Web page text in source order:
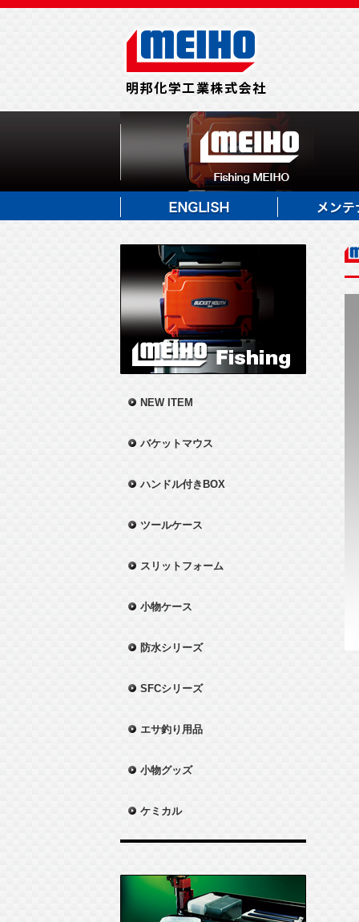
NEW ITEM
バケットマウス
ハンドル付きBOX
ツールケース
スリットフォーム
小物ケース
防水シリーズ
SFCシリーズ
エサ釣り用品
小物グッズ
ケミカル